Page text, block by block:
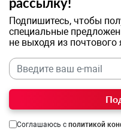
Подпишитесь, чтобы
специальные
не выходя из
Соглашаюсь с политикой